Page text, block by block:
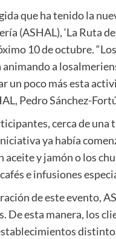
que ha tenido la
(ASHAL), ‘La Ruta
10 de octubre.
a
un poco más esta
Pedro Sánchez-
cerca de una
ya había
y jamón o los
e infusiones
de este evento,
De esta manera, los